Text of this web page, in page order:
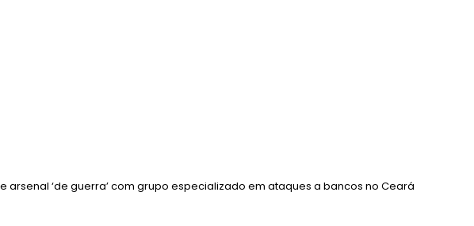
arsenal ‘de guerra’ com grupo especializado em ataques a bancos no Ceará